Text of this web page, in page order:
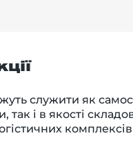
служити як
і в якості